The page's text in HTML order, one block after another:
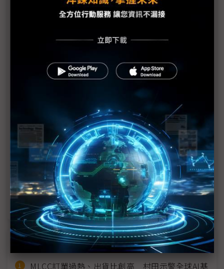
《科技聽IC》COMPUTEX 2025今年的新商機？
HDMI執行長：HDMI 2.2可成為助AI普及的基礎
中美地緣AI晶片交鋒下 凸顯本屆COMPUTEX五大看
臻鼎看好AI Factory新商機 高雄廠2H25投產目標不
1 2 3 4 5 >>
近７天熱門報導
MLCC訂單過熱、出貨比創高 村田示警全球AI基